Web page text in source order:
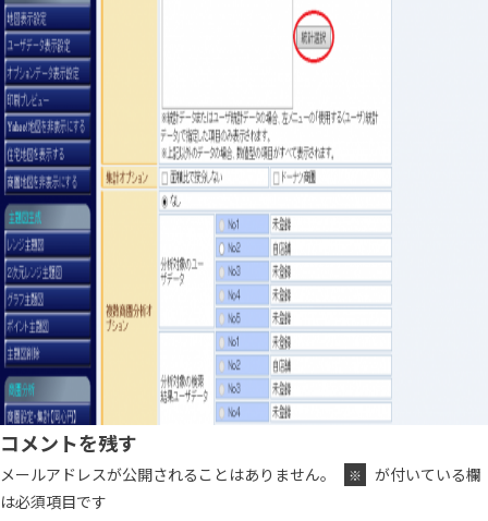
コメントを残す
メールアドレスが公開されることはありません。 ※
が付いている欄
は必須項目です